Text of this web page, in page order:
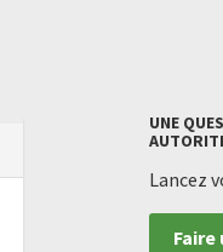
UNE
Lancez
Faire